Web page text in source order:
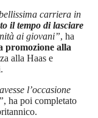
carriera in
il tempo di lasciare
ai giovani”, ha
promozione alla
alla Haas e
l’occasione
”, ha poi completato